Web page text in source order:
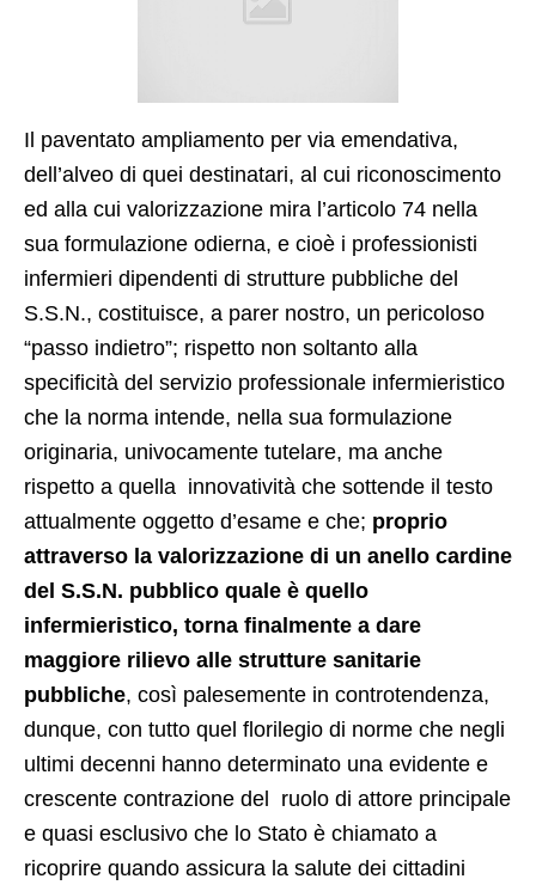
Il paventato ampliamento per via emendativa,
dell’alveo di quei destinatari, al cui riconoscimento
ed alla cui valorizzazione mira l’articolo 74 nella
sua formulazione odierna, e cioè i professionisti
infermieri dipendenti di strutture pubbliche del
S.S.N., costituisce, a parer nostro, un pericoloso
“passo indietro”; rispetto non soltanto alla
specificità del servizio professionale infermieristico
che la norma intende, nella sua formulazione
originaria, univocamente tutelare, ma anche
rispetto a quella innovatività che sottende il testo
attualmente oggetto d’esame e che; proprio
attraverso la valorizzazione di un anello cardine
del S.S.N. pubblico quale è quello
infermieristico, torna finalmente a dare
maggiore rilievo alle strutture sanitarie
pubbliche, così palesemente in controtendenza,
dunque, con tutto quel florilegio di norme che negli
ultimi decenni hanno determinato una evidente e
crescente contrazione del ruolo di attore principale
e quasi esclusivo che lo Stato è chiamato a
ricoprire quando assicura la salute dei cittadini